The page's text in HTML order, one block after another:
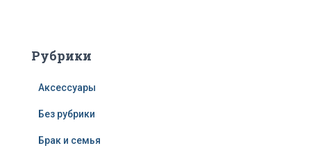
Рубрики
Аксессуары
Без рубрики
Брак и семья